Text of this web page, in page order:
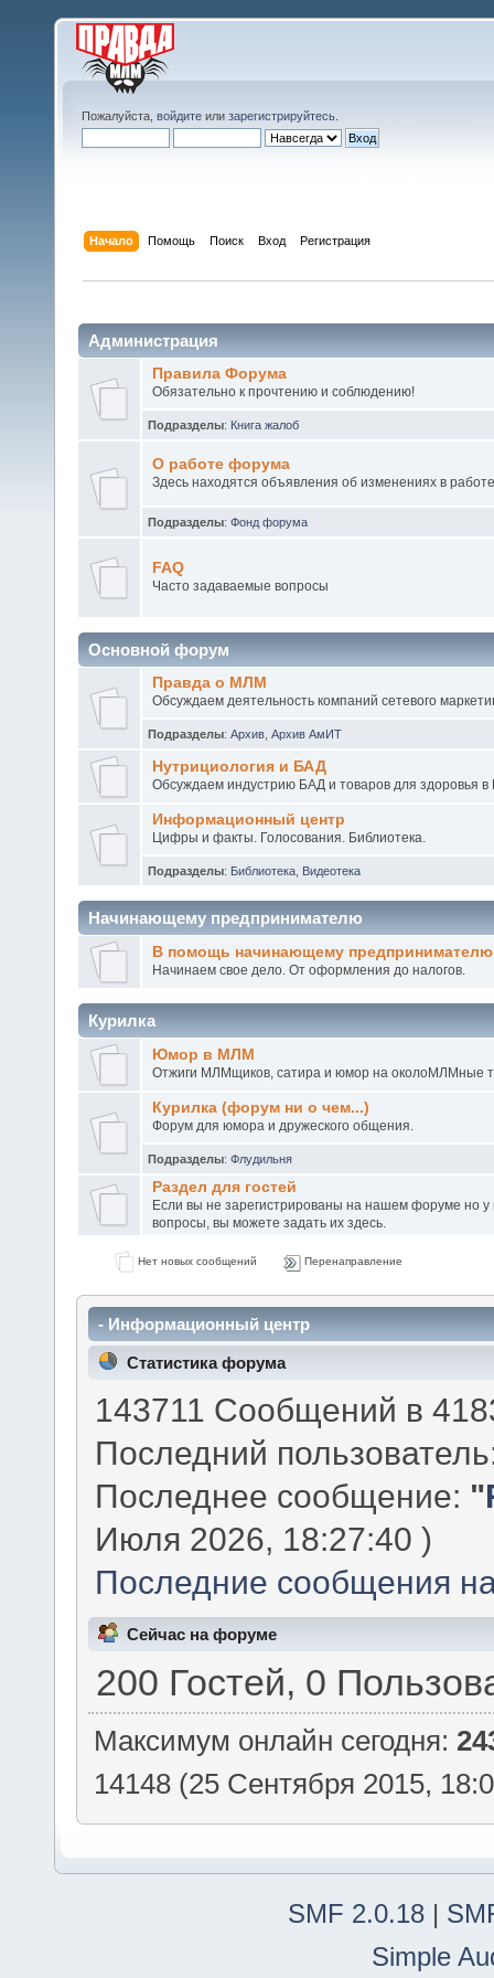
Пожалуйста, войдите или зарегистрируйтесь
Начало Помощь Поиск Вход Регистрация
Администрация
Правила Форума
Обязательно к прочтению и соблюдению!
Подразделы: Книга жалоб
О работе форума
Здесь находятся объявления об изменениях в
Подразделы: Фонд форума
FAQ
Часто задаваемые вопросы
Основной форум
Правда о МЛМ
Обсуждаем деятельность компаний сетевого
Подразделы: Архив Архив АмИТ
Нутрициология и БАД
Обсуждаем индустрию БАД и товаров для здоровья
Информационный центр
Цифры и факты. Голосования. Библиотека.
Подразделы: Библиотека Видеотека
Начинающему предпринимателю
В помощь начинающему предпринимателю
Начинаем свое дело. От оформления до налогов.
Курилка
Юмор в МЛМ
Отжиги МЛМщиков, сатира и юмор на околоМЛМные
Курилка (форум ни о чем...)
Форум для юмора и дружеского общения.
Подразделы: Флудильня
Раздел для гостей
Если вы не зарегистрированы на нашем форуме но у
вопросы, вы можете задать их здесь.
Нет новых сообщений Перенаправление
- Информационный центр
Статистика форума
143711 Сообщений в
Последний
Последнее сообщение: "
Июля 2026, 18:27:40 )
Последние сообщения
Сейчас на форуме
200 Гостей, 0
Максимум онлайн сегодня:
14148 (25 Сентября 2015,
SMF 2.0.18 |
Simple